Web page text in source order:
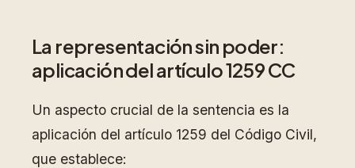
La representación sin poder:
aplicación del artículo 1259 CC
Un aspecto crucial de la sentencia es la
aplicación del artículo 1259 del Código Civil,
que establece: